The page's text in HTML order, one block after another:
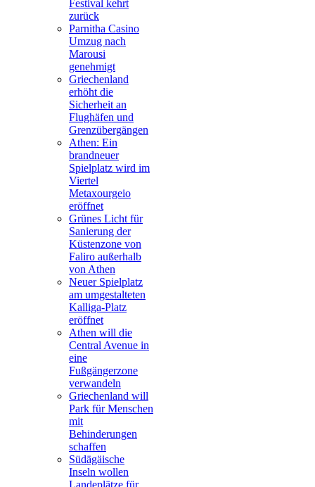
Festival kehrt
zurück
Parnitha Casino
Umzug nach
Marousi
genehmigt
Griechenland
erhöht die
Sicherheit an
Flughäfen und
Grenzübergängen
Athen: Ein
brandneuer
Spielplatz wird im
Viertel
Metaxourgeio
eröffnet
Grünes Licht für
Sanierung der
Küstenzone von
Faliro außerhalb
von Athen
Neuer Spielplatz
am umgestalteten
Kalliga-Platz
eröffnet
Athen will die
Central Avenue in
eine
Fußgängerzone
verwandeln
Griechenland will
Park für Menschen
mit
Behinderungen
schaffen
Südägäische
Inseln wollen
Landeplätze für